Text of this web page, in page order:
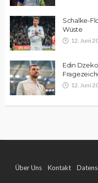
Schalke-
Wüste
12. Juni
Edin
12. Juni
Über Uns Kontakt